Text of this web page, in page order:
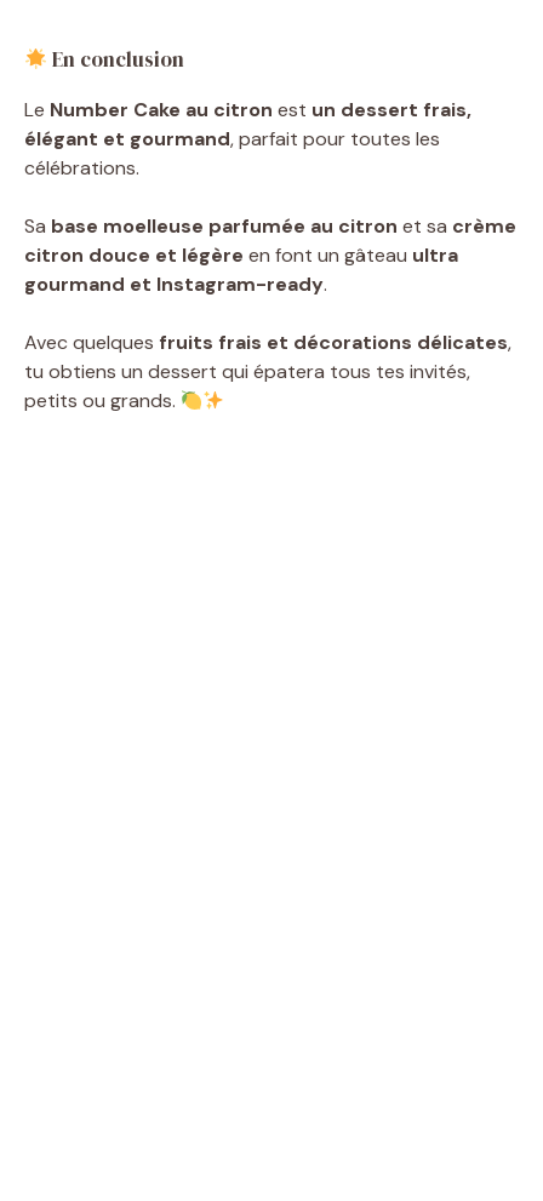
En conclusion
Le Number Cake au citron est un dessert frais,
élégant et gourmand, parfait pour toutes les
célébrations.
Sa base moelleuse parfumée au citron et sa crème
citron douce et légère en font un gâteau ultra
gourmand et Instagram-ready.
Avec quelques fruits frais et décorations délicates,
tu obtiens un dessert qui épatera tous tes invités,
petits ou grands.